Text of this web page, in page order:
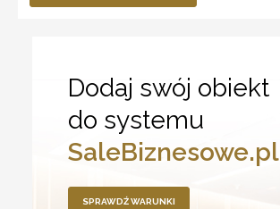
Dodaj swój obiekt
do systemu
SaleBiznesowe.pl
SPRAWDŹ WARUNKI